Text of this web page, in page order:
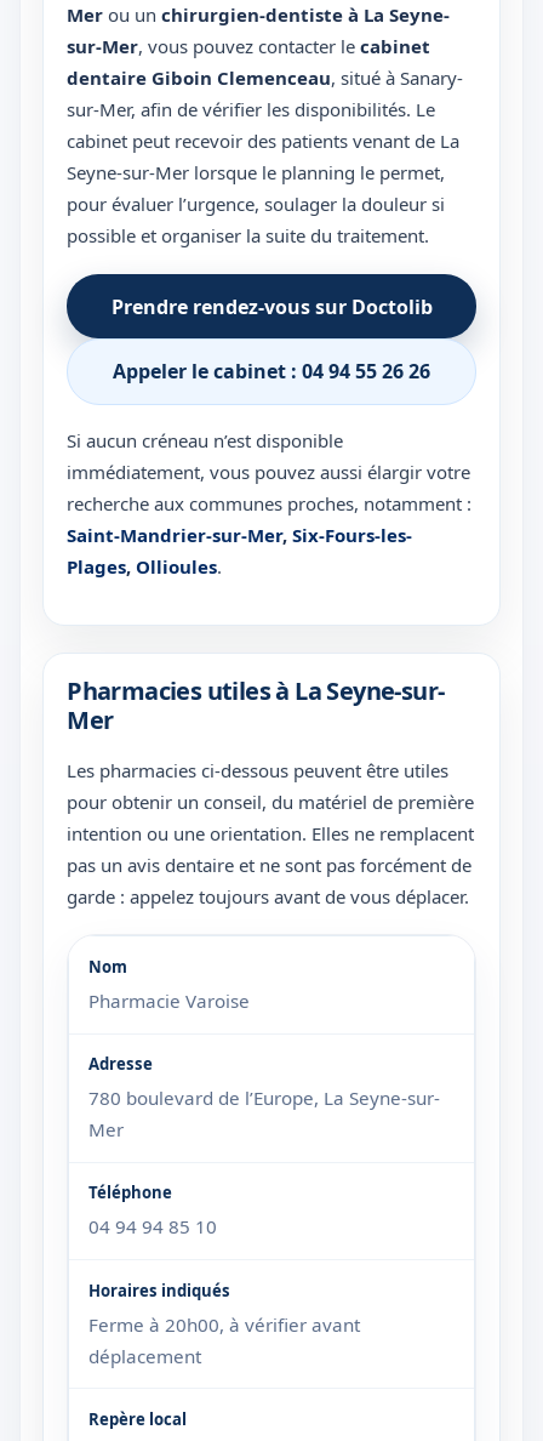
Mer ou unchirurgien-dentiste à La Seyne-
sur-Mer, vous pouvez contacter lecabinet
dentaire Giboin Clemenceau, situé à Sanary-
sur-Mer, afin de vérifier les disponibilités. Le
cabinet peut recevoir des patients venant de La
Seyne-sur-Mer lorsque le planning le permet,
pour évaluer l’urgence, soulager la douleur si
possible et organiser la suite du traitement.
Prendre rendez-vous sur Doctolib
Appeler le cabinet : 04 94 55 26 26
Si aucun créneau n’est disponible
immédiatement, vous pouvez aussi élargir votre
recherche aux communes proches, notamment :
Saint-Mandrier-sur-Mer,Six-Fours-les-
Plages, Ollioules.
Pharmacies utiles à La Seyne-sur-
Mer
Les pharmacies ci-dessous peuvent être utiles
pour obtenir un conseil, du matériel de première
intention ou une orientation. Elles ne remplacent
pas un avis dentaire et ne sont pas forcément de
garde : appelez toujours avant de vous déplacer.
Pharmacie Varoise
780 boulevard de l’Europe, La Seyne-sur-
Mer
04 94 94 85 10
Ferme à 20h00, à vérifier avant
déplacement